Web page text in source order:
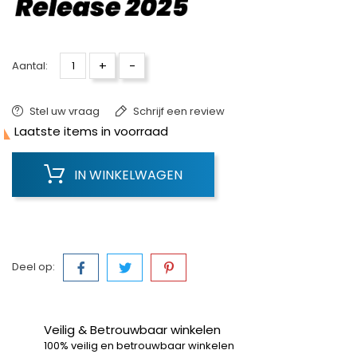
Aantal: + -
Stel uw vraag Schrijf een review
Laatste items in voorraad
IN WINKELWAGEN
Deel op:
Veilig & Betrouwbaar winkelen
100% veilig en betrouwbaar winkelen